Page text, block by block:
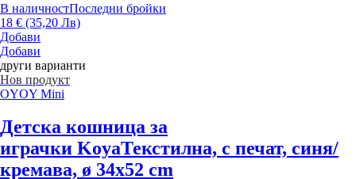
В наличностПоследни бройки
18 € (35,20 Лв)
Добави
Добави
други варианти
Нов продукт
OYOY Mini
Детска кошница за
играчки KoyaТекстилна, с печат, синя/
кремава, ø 34x52 cm